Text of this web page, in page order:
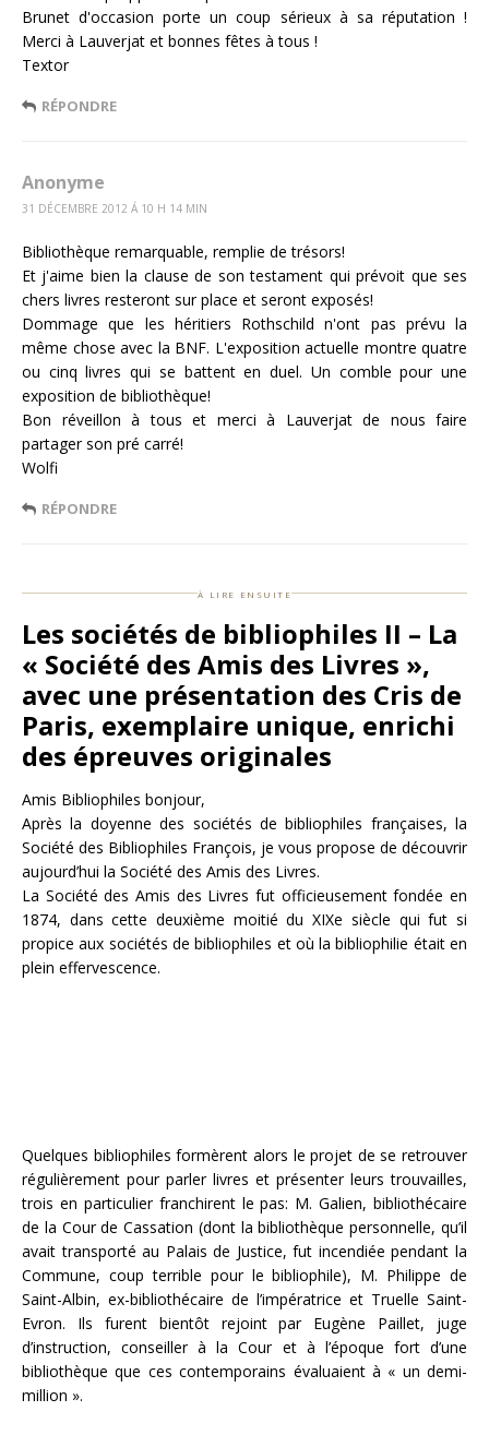
Brunet d'occasion porte un coup sérieux à sa réputation !
Merci à Lauverjat et bonnes fêtes à tous !
Textor
RÉPONDRE
Anonyme
31 DÉCEMBRE 2012 Á 10 H 14 MIN
Bibliothèque remarquable, remplie de trésors!
Et j'aime bien la clause de son testament qui prévoit que ses
chers livres resteront sur place et seront exposés!
Dommage que les héritiers Rothschild n'ont pas prévu la
même chose avec la BNF. L'exposition actuelle montre quatre
ou cinq livres qui se battent en duel. Un comble pour une
exposition de bibliothèque!
Bon réveillon à tous et merci à Lauverjat de nous faire
partager son pré carré!
Wolfi
RÉPONDRE
à lire ensuite
Les sociétés de bibliophiles II – La
« Société des Amis des Livres »,
avec une présentation des Cris de
Paris, exemplaire unique, enrichi
des épreuves originales
Amis Bibliophiles bonjour,
Après la doyenne des sociétés de bibliophiles françaises, la
Société des Bibliophiles François, je vous propose de découvrir
aujourd’hui la Société des Amis des Livres.
La Société des Amis des Livres fut officieusement fondée en
1874, dans cette deuxième moitié du XIXe siècle qui fut si
propice aux sociétés de bibliophiles et où la bibliophilie était en
plein effervescence.
Quelques bibliophiles formèrent alors le projet de se retrouver
régulièrement pour parler livres et présenter leurs trouvailles,
trois en particulier franchirent le pas: M. Galien, bibliothécaire
de la Cour de Cassation (dont la bibliothèque personnelle, qu’il
avait transporté au Palais de Justice, fut incendiée pendant la
Commune, coup terrible pour le bibliophile), M. Philippe de
Saint-Albin, ex-bibliothécaire de l’impératrice et Truelle Saint-
Evron. Ils furent bientôt rejoint par Eugène Paillet, juge
d’instruction, conseiller à la Cour et à l’époque fort d’une
bibliothèque que ces contemporains évaluaient à « un demi-
million ».